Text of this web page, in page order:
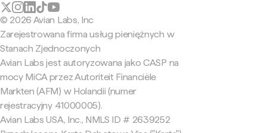
© 2026 Avian Labs, Inc
Zarejestrowana firma usług pieniężnych w
Stanach Zjednoczonych
Avian Labs jest autoryzowana jako CASP na
mocy MiCA przez Autoriteit Financiële
Markten (AFM) w Holandii (numer
rejestracyjny 41000005).
Avian Labs USA, Inc., NMLS ID # 2639252